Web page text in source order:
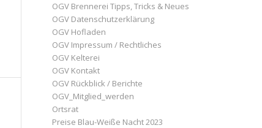
OGV Brennerei Tipps, Tricks & Neues
OGV Datenschutzerklärung
OGV Hofladen
OGV Impressum / Rechtliches
OGV Kelterei
OGV Kontakt
OGV Rückblick / Berichte
OGV_Mitglied_werden
Ortsrat
Preise Blau-Weiße Nacht 2023